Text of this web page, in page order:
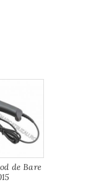
de Bare